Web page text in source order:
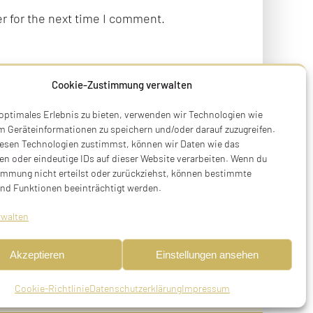
Cookie-Zustimmung verwalten
Erlebnis zu bieten, verwenden wir Technologien wie
Geräteinformationen zu speichern und/oder darauf zuzugreifen.
Technologien zustimmst, können wir Daten wie das
oder eindeutige IDs auf dieser Website verarbeiten. Wenn du
nicht erteilst oder zurückziehst, können bestimmte
Funktionen beeinträchtigt werden.
Akzeptieren Einstellungen ansehen
Cookie-RichtlinieDatenschutzerklärungImpressum
for the next time I comment.
Terry Swartzberg
Mobil +49 170 473 3572
initiative@stolpersteine-muenchen.de